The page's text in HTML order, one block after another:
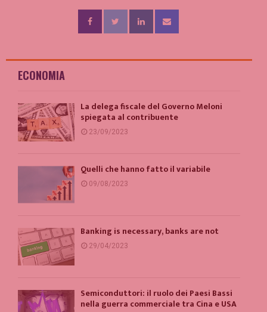
ECONOMIA
La delega fiscale del Governo Meloni
spiegata al contribuente
23/09/2023
Quelli che hanno fatto il variabile
09/08/2023
Banking is necessary, banks are not
29/04/2023
Semiconduttori: il ruolo dei Paesi Bassi
nella guerra commerciale tra Cina e USA